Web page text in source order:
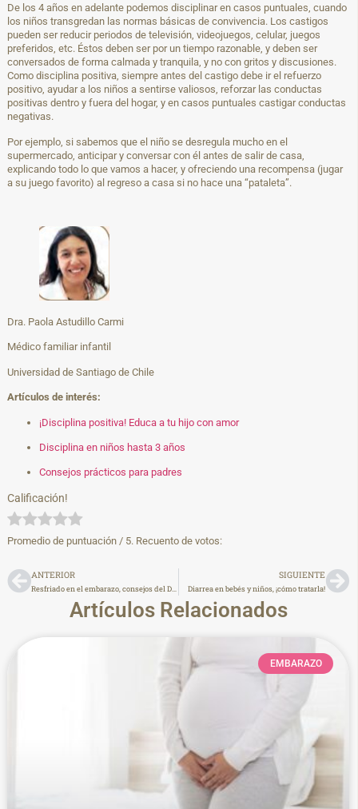
De los 4 años en adelante podemos disciplinar en casos puntuales, cuando
los niños transgredan las normas básicas de convivencia. Los castigos
pueden ser reducir periodos de televisión, videojuegos, celular, juegos
preferidos, etc. Éstos deben ser por un tiempo razonable, y deben ser
conversados de forma calmada y tranquila, y no con gritos y discusiones.
Como disciplina positiva, siempre antes del castigo debe ir el refuerzo
positivo, ayudar a los niños a sentirse valiosos, reforzar las conductas
positivas dentro y fuera del hogar, y en casos puntuales castigar conductas
negativas.
Por ejemplo, si sabemos que el niño se desregula mucho en el
supermercado, anticipar y conversar con él antes de salir de casa,
explicando todo lo que vamos a hacer, y ofreciendo una recompensa (jugar
a su juego favorito) al regreso a casa si no hace una “pataleta”.
Dra. Paola Astudillo Carmi
Médico familiar infantil
Universidad de Santiago de Chile
Artículos de interés:
¡Disciplina positiva! Educa a tu hijo con amor
Disciplina en niños hasta 3 años
Consejos prácticos para padres
Calificación!
Promedio de puntuación / 5. Recuento de votos:
ANTERIOR
Resfriado en el embarazo, consejos del Dr.Ben-Dov
SIGUIENTE
Diarrea en bebés y niños, ¡cómo tratarla!
Artículos Relacionados
EMBARAZO